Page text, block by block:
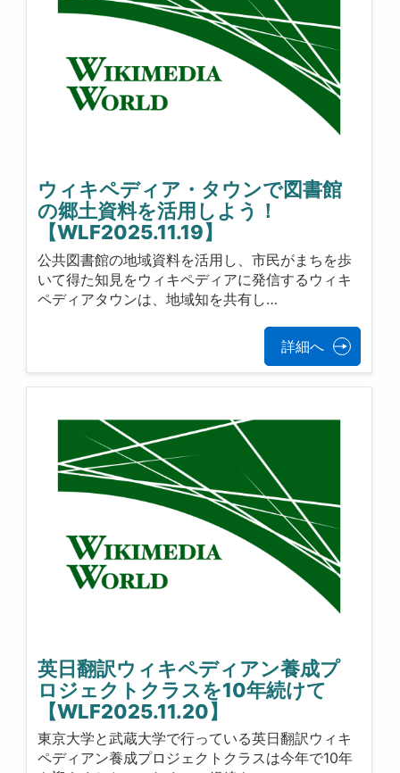
ウィキペディア・タウンで図書館
の郷土資料を活用しよう！
【WLF2025.11.19】
公共図書館の地域資料を活用し、市民がまちを歩
いて得た知見をウィキペディアに発信するウィキ
ペディアタウンは、地域知を共有し…
詳細へ
英日翻訳ウィキペディアン養成プ
ロジェクトクラスを10年続けて
【WLF2025.11.20】
東京大学と武蔵大学で行っている英日翻訳ウィキ
ペディアン養成プロジェクトクラスは今年で10年